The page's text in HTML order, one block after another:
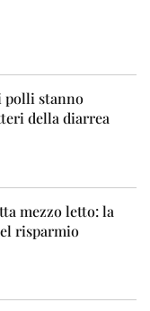
polli stanno
della diarrea
mezzo letto: la
risparmio